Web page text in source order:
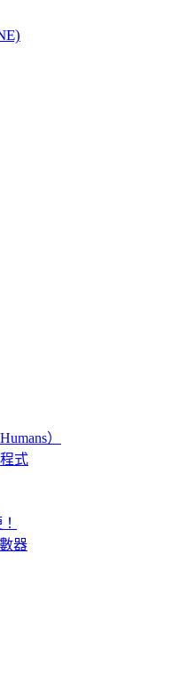
）
式
器